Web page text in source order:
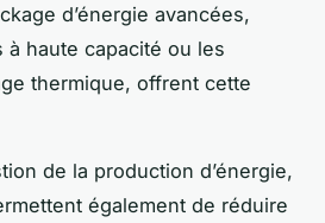
d’énergie avancées,
à haute capacité ou les
thermique, offrent cette
de la production d’énergie,
également de réduire